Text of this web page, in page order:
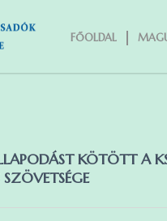
FŐOLDAL
KÖTÖTT A